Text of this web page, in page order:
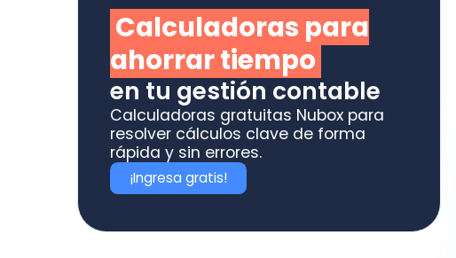
rápida y sin errores.
¡Ingresa gratis!
Cotiza los software
Nubox ideal para tu
PYME o estudio contable
Factura y Admnistración,